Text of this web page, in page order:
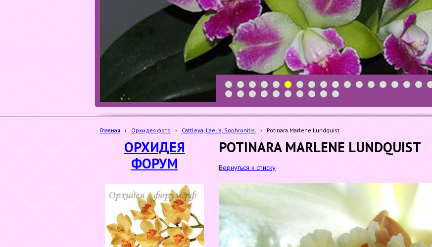
1 2 3 4 5 6 7 8 9 10 11 12 13 14 15 16 17
19 20 21 22 23 24 25 26 27 28
Главная › Орхидея фото › Cattleya, Laelia, Sophronitis. › Potinara Marlene Lundquist
ОРХИДЕЯ
ФОРУМ
POTINARA MARLENE LUNDQUIST
Вернуться к списку